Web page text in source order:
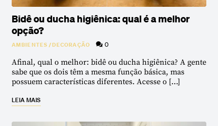
Bidê ou ducha higiênica: qual é a melhor
opção?
AMBIENTES/DECORAÇÃO 0
Afinal, qual o melhor: bidê ou ducha higiênica? A gente
sabe que os dois têm a mesma função básica, mas
possuem características diferentes. Acesse o […]
LEIA MAIS